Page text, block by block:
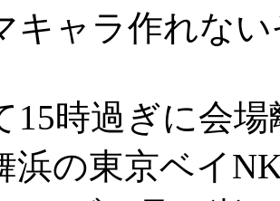
キャラ作れな
15時過ぎに会場
浜の東京ベイ